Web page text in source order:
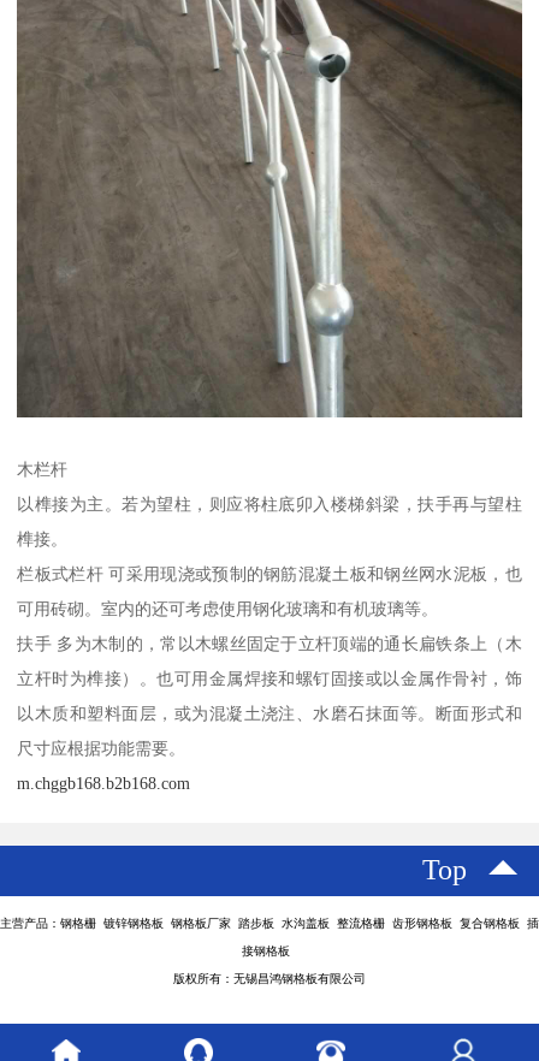
木栏杆
以榫接为主。若为望柱，则应将柱底卯入楼梯斜梁，扶手再与望柱
榫接。
栏板式栏杆 可采用现浇或预制的钢筋混凝土板和钢丝网水泥板，也
可用砖砌。室内的还可考虑使用钢化玻璃和有机玻璃等。
扶手 多为木制的，常以木螺丝固定于立杆顶端的通长扁铁条上（木
立杆时为榫接）。也可用金属焊接和螺钉固接或以金属作骨衬，饰
以木质和塑料面层，或为混凝土浇注、水磨石抹面等。断面形式和
尺寸应根据功能需要。
m.chggb168.b2b168.com
Top
主营产品：钢格栅 镀锌钢格板 钢格板厂家 踏步板 水沟盖板 整流格栅 齿形钢格板 复合钢格板 插
接钢格板
版权所有：无锡昌鸿钢格板有限公司